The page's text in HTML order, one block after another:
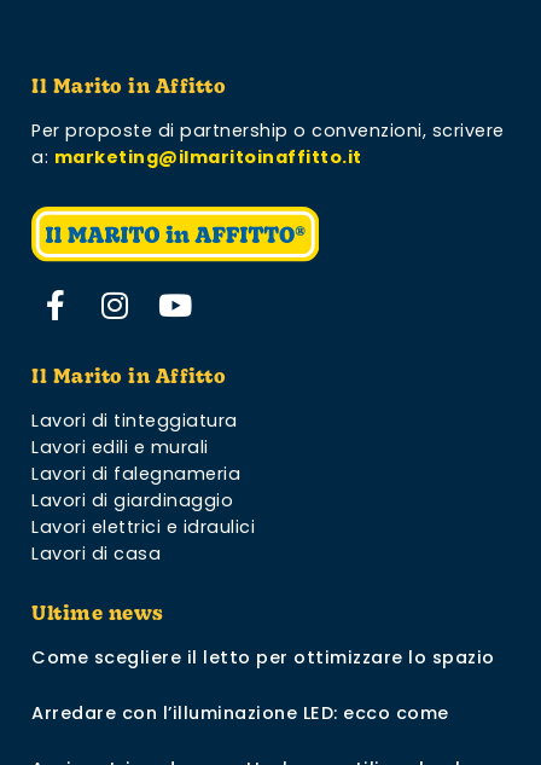
Il Marito in Affitto
Per proposte di partnership o convenzioni, scrivere
a: marketing@ilmaritoinaffitto.it
Il Marito in Affitto
Lavori di tinteggiatura
Lavori edili e murali
Lavori di falegnameria
Lavori di giardinaggio
Lavori elettrici e idraulici
Lavori di casa
Ultime news
Come scegliere il letto per ottimizzare lo spazio
Arredare con l’illuminazione LED: ecco come